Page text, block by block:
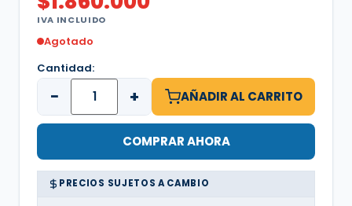
IVA INCLUIDO
Agotado
Cantidad:
− + AÑADIR AL CARRITO
COMPRAR AHORA
PRECIOS SUJETOS A CAMBIO